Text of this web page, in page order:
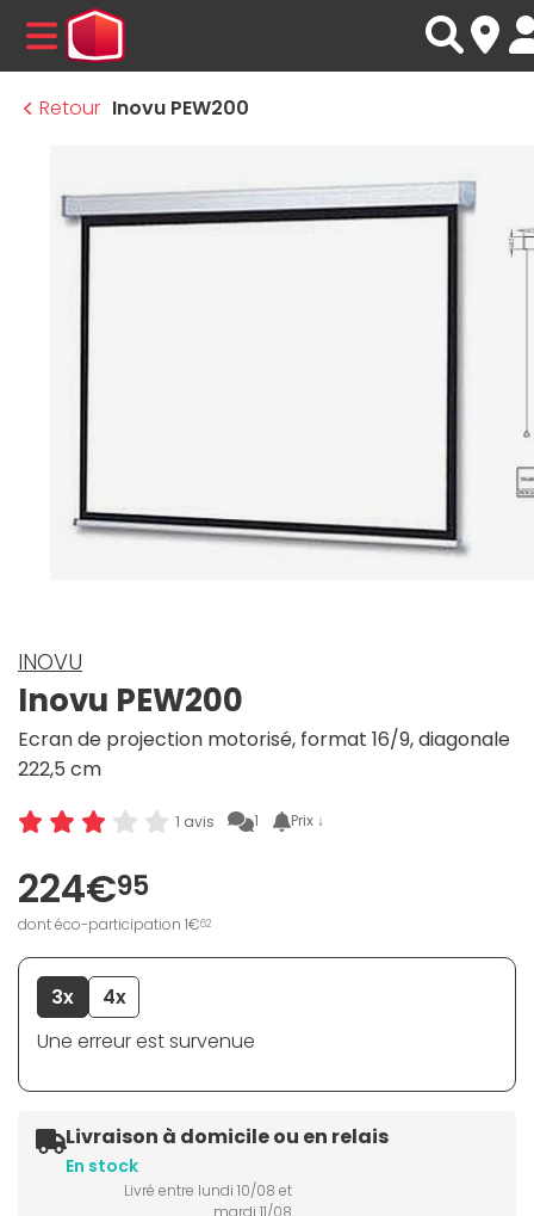
MENU
Retour Inovu PEW200
INOVU
Inovu PEW200
Ecran de projection motorisé, format 16/9, diagonale
222,5 cm
1 avis 1 Prix ↓
224€95
dont éco-participation 1€62
3x
4x
Une erreur est survenue
Livraison à domicile ou en relais
En stock
Livré entre lundi 10/08 et